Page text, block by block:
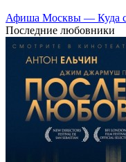
Афиша Москвы — Куда
Последние любовники